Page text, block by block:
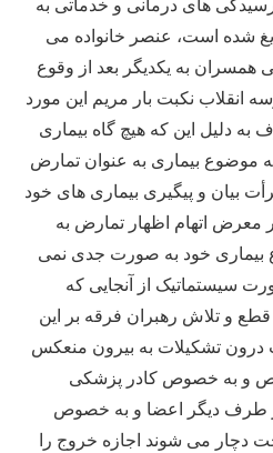
شده است، عنصر خانواده می
همسران به یکدیگر بعد از وقوع
انقلاب نکبت بار مریم این مورد
دلیل این که هیچ گاه بیماری
موضوع بیماری به عنوان تمارض
بیان و پیگیری بیماری های خود
معرض اتهام اظهار تمارض به
بیماری خود به صورت جدی نمی
سیستماتیک از آنجایی که
قطع و تلاش رهبران فرقه بر این
تشکیلات به بیرون منعکس
و به خصوص کادر پزشکی
طرف دیگر اعضا و به خصوص
دچار می شوند اجازه خروج را